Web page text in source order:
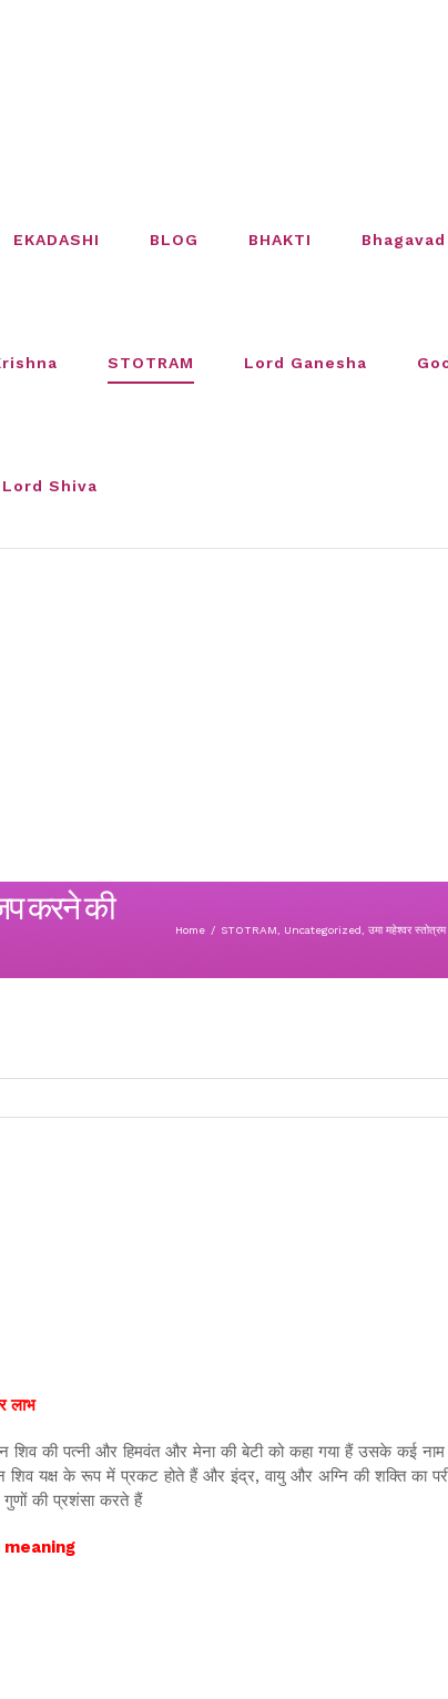
EKADASHI BLOG BHAKTI
STOTRAM Lord Ganesha
Lord Shiva
करने की
Home / STOTRAM Uncategorized उमा महेश्वर स्तोत्रम
लाभ
शिव की पत्नी और हिमवंत और मेना की बेटी को कहा गया हैं उसके कई
यक्ष के रूप में प्रकट होते हैं और इंद्र, वायु और अग्नि की शक्ति का
की प्रशंसा करते हैं
meaning